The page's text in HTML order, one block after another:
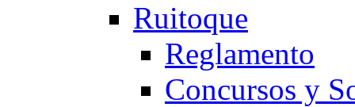
Ruitoque
Reglamento
Concursos y